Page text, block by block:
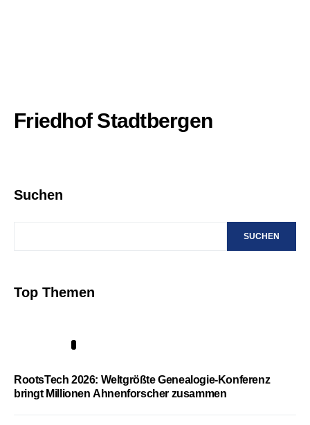
Friedhof Stadtbergen
Suchen
SUCHEN
Top Themen
RootsTech 2026: Weltgrößte Genealogie-Konferenz
bringt Millionen Ahnenforscher zusammen